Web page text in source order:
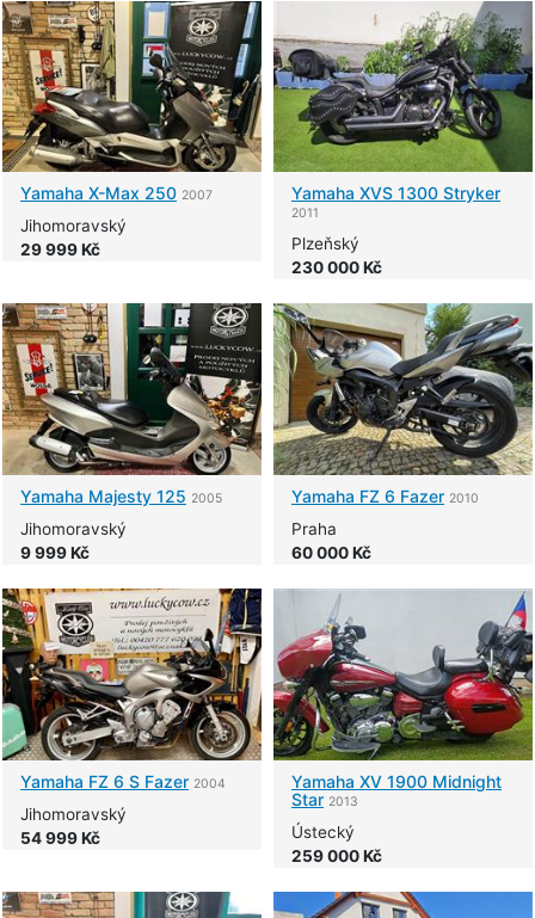
Yamaha X-Max 250 2007
Jihomoravský
29 999 Kč
Yamaha XVS 1300 Stryker
2011
Plzeňský
230 000 Kč
Yamaha Majesty 125 2005
Jihomoravský
9 999 Kč
Yamaha FZ 6 Fazer 2010
Praha
60 000 Kč
Yamaha FZ 6 S Fazer 2004
Jihomoravský
54 999 Kč
Yamaha XV 1900 Midnight
Star 2013
Ústecký
259 000 Kč